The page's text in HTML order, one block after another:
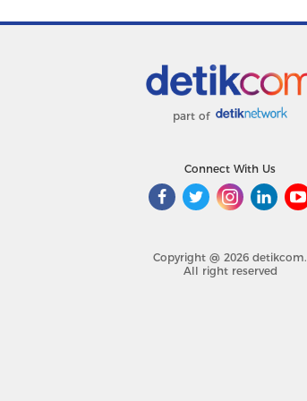
part of
Connect With Us
Copyright @ 2026 detikcom.
All right reserved